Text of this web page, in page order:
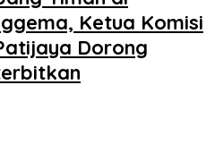
Ketua Komisi
Dorong